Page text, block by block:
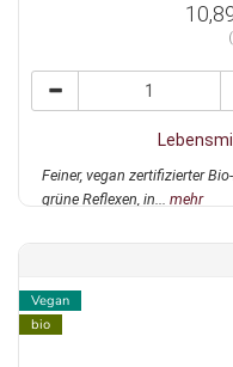
Feiner, vegan zertifizierter
grüne Reflexen, in... mehr
Vegan
bio